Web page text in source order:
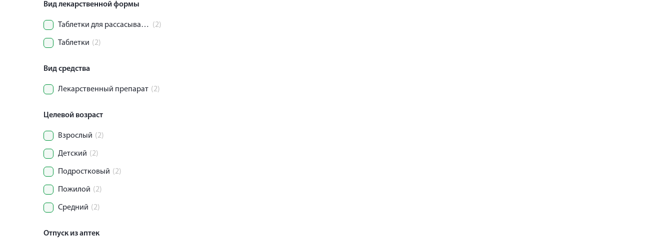
Вид лекарственной формы
Таблетки для рассасывания (2)
Таблетки (2)
Вид средства
Лекарственный препарат (2)
Целевой возраст
Взрослый (2)
Детский (2)
Подростковый (2)
Пожилой (2)
Средний (2)
Отпуск из аптек